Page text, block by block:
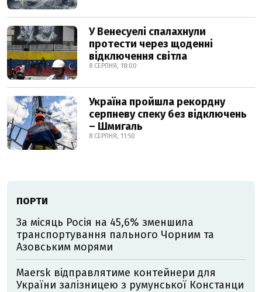
У Венесуелі спалахнули
протести через щоденні
відключення світла
8 СЕРПНЯ, 18:00
Україна пройшла рекордну
серпневу спеку без відключень
– Шмигаль
8 СЕРПНЯ, 11:50
ПОРТИ
За місяць Росія на 45,6% зменшила
транспортування пального Чорним та
Азовським морями
Maersk відправлятиме контейнери для
України залізницею з румунської Констанци